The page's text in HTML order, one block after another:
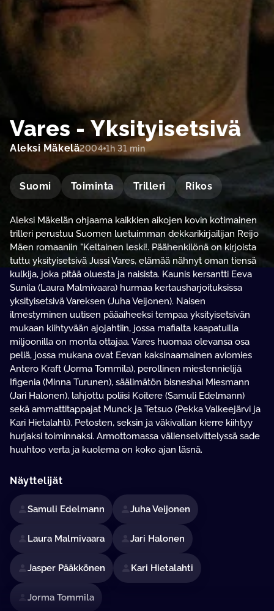
Vares - Yksityisetsivä
Aleksi Mäkelä2004 1h 31 min
Suomi Toiminta Trilleri Rikos
Aleksi Mäkelän ohjaama kaikkien aikojen kovin kotimainen
trilleri perustuu Suomen luetuimman dekkarikirjailijan Reijo
Mäen romaaniin "Keltainen leski!. Päähenkilönä on kirjoista
tuttu yksityisetsivä Jussi Vares, elämää nähnyt oman tiensä
kulkija, joka pitää oluesta ja naisista. Kaunis kersantti Eeva
Sunila (Laura Malmivaara) hurmaa kertausharjoituksissa
yksityisetsivä Vareksen (Juha Veijonen). Naisen
ilmestyminen uutisen pääaiheeksi tempaa yksityisetsivän
mukaan kiihtyvään ajojahtiin, jossa mafialta kaapatuilla
miljoonilla on monta ottajaa. Vares huomaa olevansa osa
peliä, jossa mukana ovat Eevan kaksinaamainen aviomies
Antero Kraft (Jorma Tommila), perollinen miestennielijä
Ifigenia (Minna Turunen), säälimätön bisneshai Miesmann
(Jari Halonen), lahjottu poliisi Koitere (Samuli Edelmann)
sekä ammattitappajat Munck ja Tetsuo (Pekka Valkeejärvi ja
Kari Hietalahti). Petosten, seksin ja väkivallan kierre kiihtyy
hurjaksi toiminnaksi. Armottomassa välienselvittelyssä sade
huuhtoo verta ja kuolema on koko ajan läsnä.
Näyttelijät
Samuli Edelmann Juha Veijonen
Laura Malmivaara Jari Halonen
Jasper Pääkkönen Kari Hietalahti
Jorma Tommila